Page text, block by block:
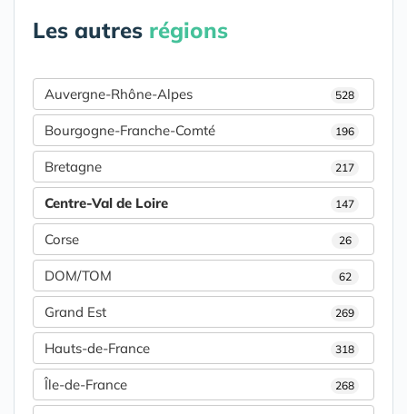
Les autres régions
Auvergne-Rhône-Alpes 528
Bourgogne-Franche-Comté 196
Bretagne 217
Centre-Val de Loire 147
Corse 26
DOM/TOM 62
Grand Est 269
Hauts-de-France 318
Île-de-France 268